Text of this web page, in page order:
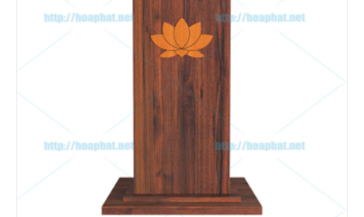
Chính sách hỗ trợ giá đối với những đơn hàng
lớn, liên hệ NVKD để biết chi tiết, Hotlines:
024.3550.5888
Chính sách bảo
hành sản phẩm nội thất công trình
Hoà Phát như thế nào ?
1. Thời gian bảo hành khi mua sản phẩm nội thất công
trình Hòa Phát là: 12 tháng
2. Điều kiện được bảo hành
- Sản phẩm bị hỏng hóc, sự cố do lỗi của nhà sản xuất.
- Sản phẩm còn trong thời hạn bảo hành.